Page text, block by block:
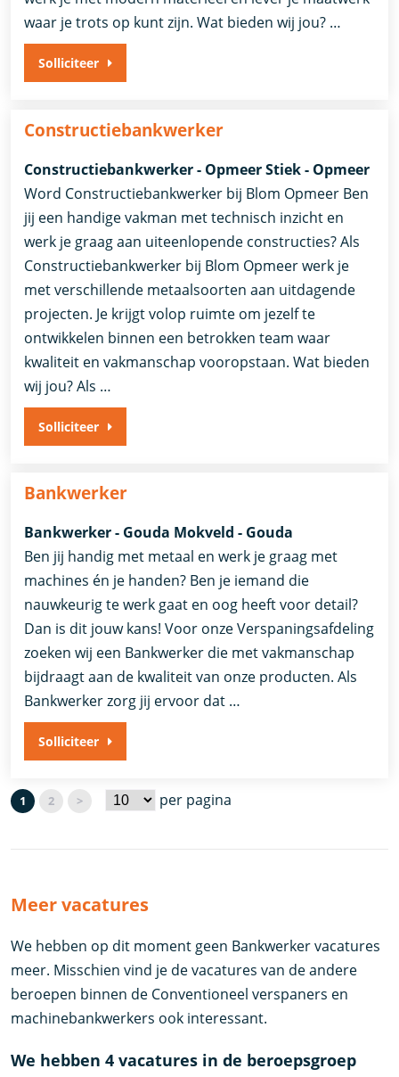
waar je trots op kunt zijn. Wat bieden wij jou? …
Solliciteer
Constructiebankwerker
Constructiebankwerker - Opmeer Stiek - Opmeer
Word Constructiebankwerker bij Blom Opmeer Ben
jij een handige vakman met technisch inzicht en
werk je graag aan uiteenlopende constructies? Als
Constructiebankwerker bij Blom Opmeer werk je
met verschillende metaalsoorten aan uitdagende
projecten. Je krijgt volop ruimte om jezelf te
ontwikkelen binnen een betrokken team waar
kwaliteit en vakmanschap vooropstaan. Wat bieden
wij jou? Als …
Solliciteer
Bankwerker
Bankwerker - Gouda Mokveld - Gouda
Ben jij handig met metaal en werk je graag met
machines én je handen? Ben je iemand die
nauwkeurig te werk gaat en oog heeft voor detail?
Dan is dit jouw kans! Voor onze Verspaningsafdeling
zoeken wij een Bankwerker die met vakmanschap
bijdraagt aan de kwaliteit van onze producten. Als
Bankwerker zorg jij ervoor dat …
Solliciteer
1 2 > per pagina
Meer vacatures
We hebben op dit moment geen Bankwerker vacatures
meer. Misschien vind je de vacatures van de andere
beroepen binnen de Conventioneel verspaners en
machinebankwerkers ook interessant.
We hebben 4 vacatures in de beroepsgroep